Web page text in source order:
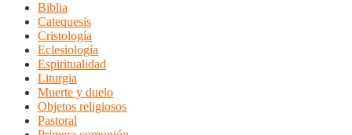
Biblia
Catequesis
Cristología
Eclesiología
Espiritualidad
Liturgia
Muerte y duelo
Objetos religiosos
Pastoral